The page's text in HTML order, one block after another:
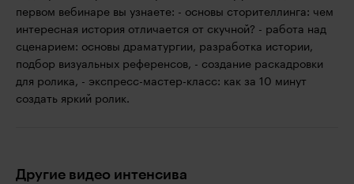
первом вебинаре вы узнаете: - основы сторителлинга: чем
интересная история отличается от скучной? - работа над
сценарием: основы драматургии, разработка истории,
подбор визуальных референсов, - создание раскадровки
для ролика, - экспресс-мастер-класс: как за 10 минут
создать яркий ролик.
Другие видео интенсива